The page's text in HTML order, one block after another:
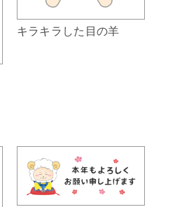
キラキラした目の羊